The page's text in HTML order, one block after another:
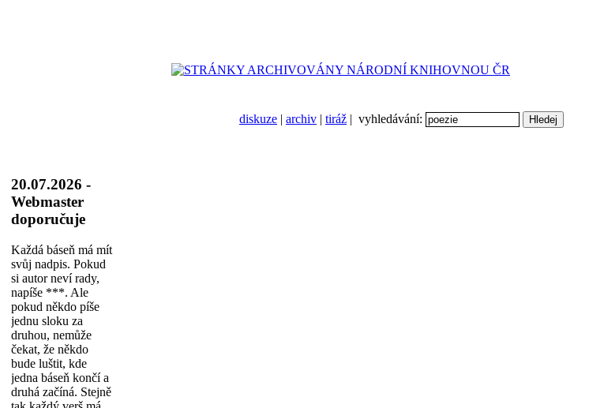
diskuze | archiv | tiráž | vyhledávání:
20.07.2026 -
Webmaster
doporučuje
Každá báseň má mít
svůj nadpis. Pokud
si autor neví rady,
napíše ***. Ale
pokud někdo píše
jednu sloku za
druhou, nemůže
čekat, že někdo
bude luštit, kde
jedna báseň končí a
druhá začíná. Stejně